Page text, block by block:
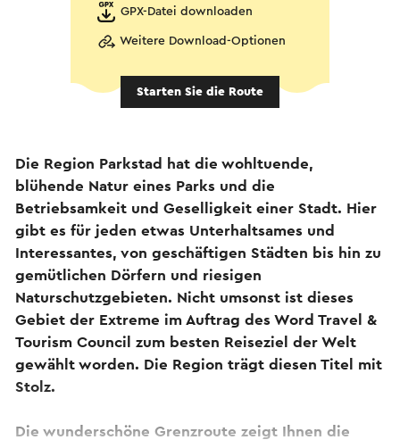
GPX-Datei downloaden
Weitere Download-Optionen
Starten Sie die Route
Die Region Parkstad hat die wohltuende,
blühende Natur eines Parks und die
Betriebsamkeit und Geselligkeit einer Stadt. Hier
gibt es für jeden etwas Unterhaltsames und
Interessantes, von geschäftigen Städten bis hin zu
gemütlichen Dörfern und riesigen
Naturschutzgebieten. Nicht umsonst ist dieses
Gebiet der Extreme im Auftrag des Word Travel &
Tourism Council zum besten Reiseziel der Welt
gewählt worden. Die Region trägt diesen Titel mit
Stolz.
Die wunderschöne Grenzroute zeigt Ihnen die